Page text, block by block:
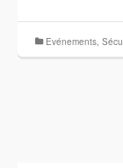
Evénements,